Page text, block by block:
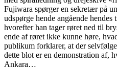
Fujiwara spørger en sekretær på
udspørge hende angående
hvorefter han tager røret ned til
ende af røret ikke kunne høre,
publikum forklarer, at der
dette blot er en demonstration af,
Ankara…